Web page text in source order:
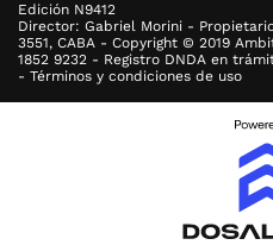
Edición N9412
Director: Gabriel Morini -
3551, CABA - Copyright © 2019
1852 9232 - Registro DNDA en
- Términos y condiciones de uso